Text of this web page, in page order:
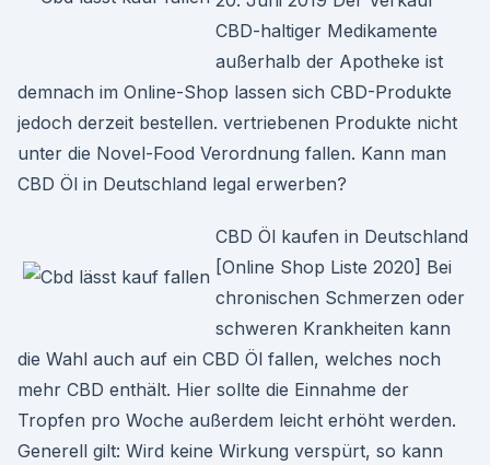
CBD-haltiger Medikamente
außerhalb der Apotheke ist
demnach im Online-Shop lassen sich CBD-Produkte
jedoch derzeit bestellen. vertriebenen Produkte nicht
unter die Novel-Food Verordnung fallen. Kann man
CBD Öl in Deutschland legal erwerben?
CBD Öl kaufen in Deutschland
[Online Shop Liste 2020] Bei
chronischen Schmerzen oder
schweren Krankheiten kann
die Wahl auch auf ein CBD Öl fallen, welches noch
mehr CBD enthält. Hier sollte die Einnahme der
Tropfen pro Woche außerdem leicht erhöht werden.
Generell gilt: Wird keine Wirkung verspürt, so kann